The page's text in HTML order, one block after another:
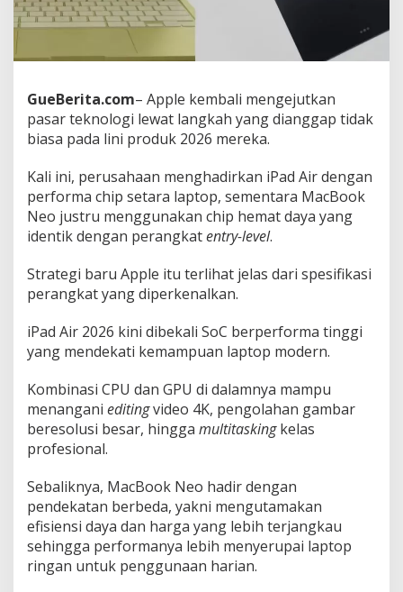
r
2
2
M
a
n
y
n
g
L
b
h
a
y
k
D
i
b
i
?
GueBerita.com– Apple kembali mengejutkan
pasar teknologi lewat langkah yang dianggap tidak
biasa pada lini produk 2026 mereka.
Kali ini, perusahaan menghadirkan iPad Air dengan
performa chip setara laptop, sementara MacBook
Neo justru menggunakan chip hemat daya yang
identik dengan perangkatentry-level.
Strategi baru Apple itu terlihat jelas dari spesifikasi
perangkat yang diperkenalkan.
iPad Air 2026 kini dibekali SoC berperforma tinggi
yang mendekati kemampuan laptop modern.
Kombinasi CPU dan GPU di dalamnya mampu
menangani editingvideo 4K, pengolahan gambar
beresolusi besar, hingga multitaskingkelas
profesional.
Sebaliknya, MacBook Neo hadir dengan
pendekatan berbeda, yakni mengutamakan
efisiensi daya dan harga yang lebih terjangkau
sehingga performanya lebih menyerupai laptop
ringan untuk penggunaan harian.